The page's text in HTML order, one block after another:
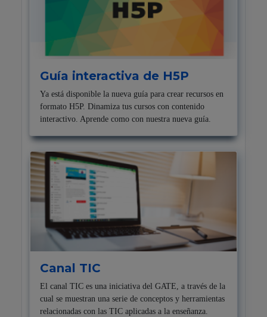
Guía interactiva de H5P
Ya está disponible la nueva guía para crear recursos en
formato H5P. Dinamiza tus cursos con contenido
interactivo. Aprende como con nuestra nueva guía.
Canal TIC
El canal TIC es una iniciativa del GATE, a través de la
cual se muestran una serie de conceptos y herramientas
relacionadas con las TIC aplicadas a la enseñanza.